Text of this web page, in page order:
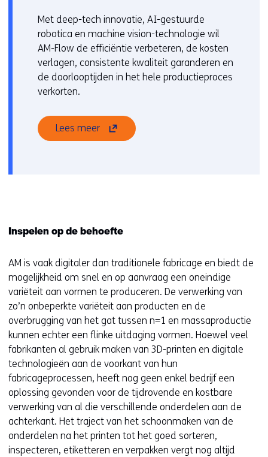
Met deep-tech innovatie, AI-gestuurde
robotica en machine vision-technologie wil
AM-Flow de efficiëntie verbeteren, de kosten
verlagen, consistente kwaliteit garanderen en
de doorlooptijden in het hele productieproces
verkorten.
Lees meer(opent
in
andere
Inspelen op de behoefte
AM is vaak digitaler dan traditionele fabricage en biedt de
mogelijkheid om snel en op aanvraag een oneindige
variëteit aan vormen te produceren. De verwerking van
zo’n onbeperkte variëteit aan producten en de
overbrugging van het gat tussen n=1 en massaproductie
kunnen echter een flinke uitdaging vormen. Hoewel veel
fabrikanten al gebruik maken van 3D-printen en digitale
technologieën aan de voorkant van hun
fabricageprocessen, heeft nog geen enkel bedrijf een
oplossing gevonden voor de tijdrovende en kostbare
verwerking van al die verschillende onderdelen aan de
achterkant. Het traject van het schoonmaken van de
onderdelen na het printen tot het goed sorteren,
inspecteren, etiketteren en verpakken vergt nog altijd